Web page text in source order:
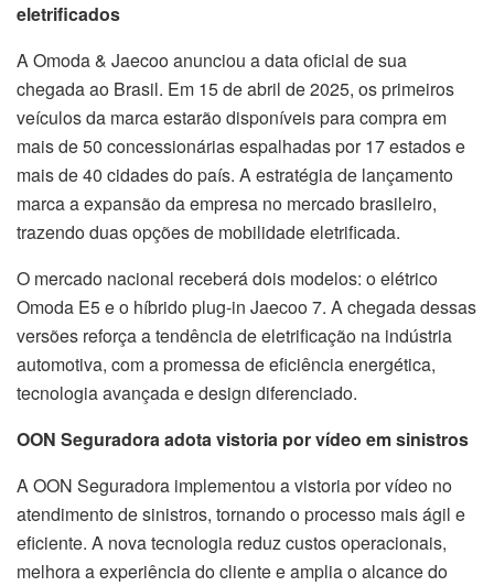
eletrificados
A Omoda & Jaecoo anunciou a data oficial de sua
chegada ao Brasil. Em 15 de abril de 2025, os primeiros
veículos da marca estarão disponíveis para compra em
mais de 50 concessionárias espalhadas por 17 estados e
mais de 40 cidades do país. A estratégia de lançamento
marca a expansão da empresa no mercado brasileiro,
trazendo duas opções de mobilidade eletrificada.
O mercado nacional receberá dois modelos: o elétrico
Omoda E5 e o híbrido plug-in Jaecoo 7. A chegada dessas
versões reforça a tendência de eletrificação na indústria
automotiva, com a promessa de eficiência energética,
tecnologia avançada e design diferenciado.
OON Seguradora adota vistoria por vídeo em sinistros
A OON Seguradora implementou a vistoria por vídeo no
atendimento de sinistros, tornando o processo mais ágil e
eficiente. A nova tecnologia reduz custos operacionais,
melhora a experiência do cliente e amplia o alcance do